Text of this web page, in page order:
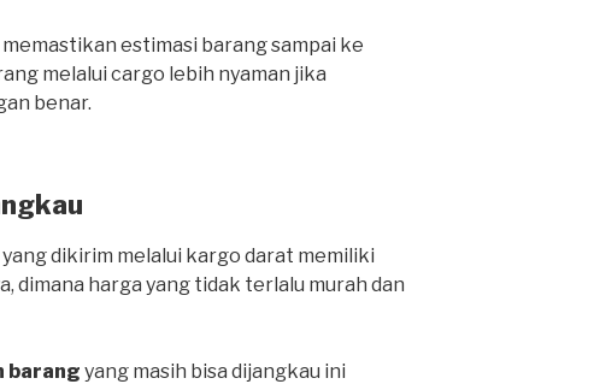
estimasi barang sampai ke
melalui cargo lebih nyaman jika
benar.
dikirim melalui kargo darat memiliki
dimana harga yang tidak terlalu murah dan
barang yang masih bisa dijangkau ini